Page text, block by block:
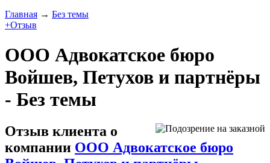
Главная → Без темы
+Отзыв
ООО Адвокатское бюро
Войшев, Петухов и партнёры
- Без темы
Отзыв клиента о
компании ООО Адвокатское бюро